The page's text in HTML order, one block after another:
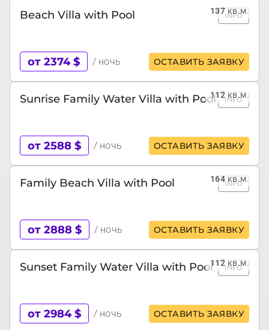
137кв.м.
Beach Villa with Pool INFO
от 2374 $ / ночь ОСТАВИТЬ ЗАЯВКУ
112кв.м.
Sunrise Family Water Villa with Pool INFO
от 2588 $ / ночь ОСТАВИТЬ ЗАЯВКУ
164кв.м.
Family Beach Villa with Pool INFO
от 2888 $ / ночь ОСТАВИТЬ ЗАЯВКУ
112кв.м.
Sunset Family Water Villa with Pool INFO
от 2984 $ / ночь ОСТАВИТЬ ЗАЯВКУ